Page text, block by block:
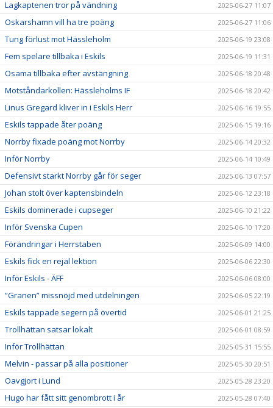
Lagkaptenen tror på vändning 2025-06-27 11:07
Oskarshamn vill ha tre poäng 2025-06-27 11:06
Tung förlust mot Hässleholm 2025-06-19 23:08
Fem spelare tillbaka i Eskils 2025-06-19 11:31
Osama tillbaka efter avstängning 2025-06-18 20:48
Motståndarkollen: Hässleholms IF 2025-06-18 20:42
Linus Gregard kliver in i Eskils Herr 2025-06-16 19:55
Eskils tappade åter poäng 2025-06-15 19:16
Norrby fixade poäng mot Norrby 2025-06-14 20:32
Inför Norrby 2025-06-14 10:49
Defensivt starkt Norrby går för seger 2025-06-13 07:57
Johan stolt över kaptensbindeln 2025-06-12 23:18
Eskils dominerade i cupseger 2025-06-10 21:22
Inför Svenska Cupen 2025-06-10 17:20
Förändringar i Herrstaben 2025-06-09 14:00
Eskils fick en rejäl lektion 2025-06-06 22:30
Inför Eskils - ÄFF 2025-06-06 08:00
”Granen” missnöjd med utdelningen 2025-06-05 22:19
Eskils tappade segern på övertid 2025-06-01 21:25
Trollhättan satsar lokalt 2025-06-01 08:59
Inför Trollhättan 2025-05-31 15:55
Melvin - passar på alla positioner 2025-05-30 20:51
Oavgjort i Lund 2025-05-28 23:20
Hugo har fått sitt genombrott i år 2025-05-28 07:40